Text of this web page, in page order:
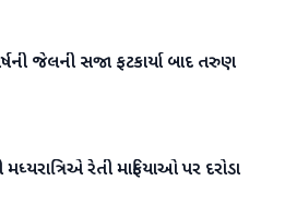
જેલની સજા ફટકાર્યા બાદ તરુણ
રેતી માફિયાઓ પર દરોડા